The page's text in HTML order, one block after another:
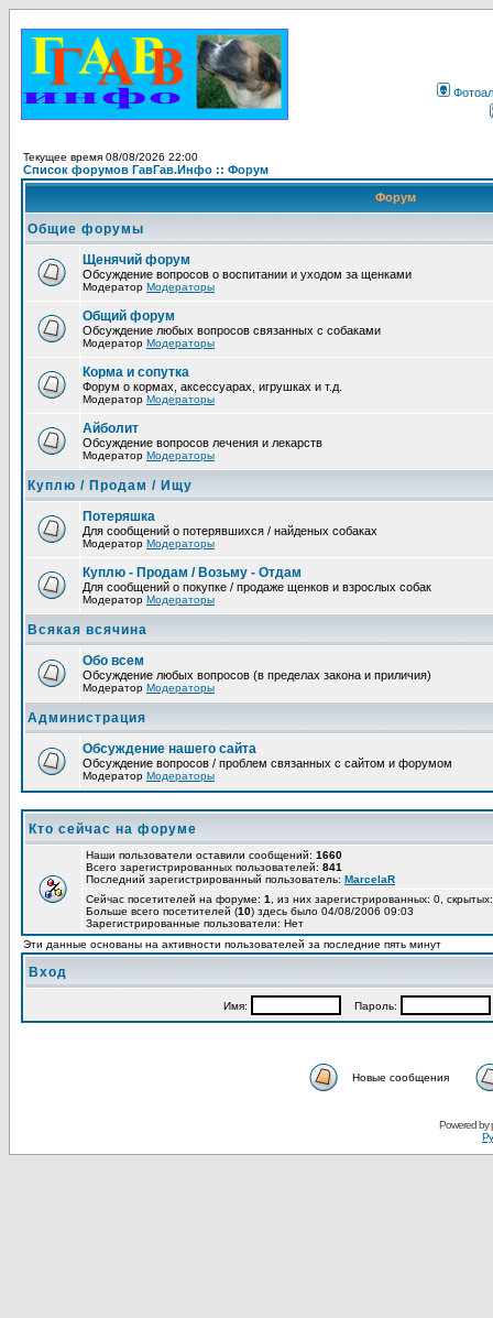
Текущее время 08/08/2026 22:00
Список форумов ГавГав.Инфо :: Форум
Форум
Общие форумы
Щенячий форум
Обсуждение вопросов о воспитании и уходом за щенками
Модератор Модераторы
Общий форум
Обсуждение любых вопросов связанных с собаками
Модератор Модераторы
Корма и сопутка
Форум о кормах, аксессуарах, игрушках и т.д.
Модератор Модераторы
Айболит
Обсуждение вопросов лечения и лекарств
Модератор Модераторы
Куплю / Продам / Ищу
Потеряшка
Для сообщений о потерявшихся / найденых собаках
Модератор Модераторы
Куплю - Продам / Возьму - Отдам
Для сообщений о покупке / продаже щенков и взрослых собак
Модератор Модераторы
Всякая всячина
Обо всем
Обсуждение любых вопросов (в пределах закона и приличия)
Модератор Модераторы
Администрация
Обсуждение нашего сайта
Обсуждение вопросов / проблем связанных с сайтом и форумом
Модератор Модераторы
Кто сейчас на форуме
Наши пользователи оставили сообщений: 1660
Всего зарегистрированных пользователей: 841
Последний зарегистрированный пользователь: MarcelaR
Сейчас посетителей на форуме: 1
, из них зарегистрированных: 0,
Больше всего посетителей (10) здесь было 04/08/2006 09:03
Зарегистрированные пользователи: Нет
Эти данные основаны на активности пользователей за последние пять минут
Вход
Имя: Пароль:
Новые сообщения
Powered by